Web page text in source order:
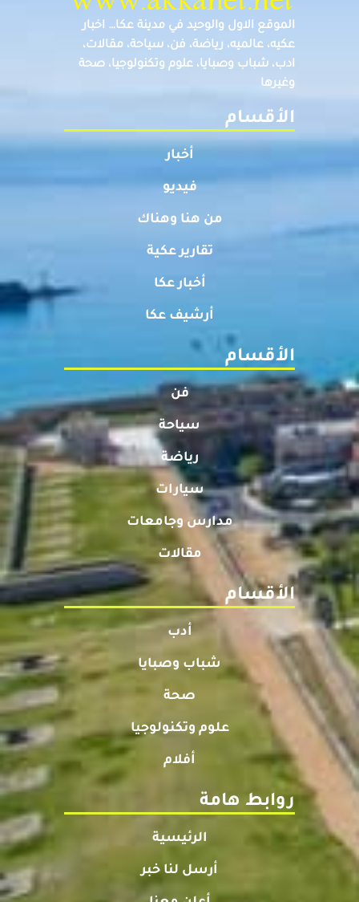
الموقع الاول والوحيد في مدينة عكا… اخبار
عكيه، عالميه، رياضة، فن، سياحة، مقالات،
ادب، شباب وصبايا، علوم وتكنولوجيا، صحة
وغيرها
الأقسام
أخبار
فيديو
من هنا وهناك
تقارير عكية
أخبار عكا
أرشيف عكا
الأقسام
فن
سياحة
رياضة
سيارات
مدارس وجامعات
مقالات
الأقسام
أدب
شباب وصبايا
صحة
علوم وتكنولوجيا
أفلام
روابط هامة
الرئيسية
أرسل لنا خبر